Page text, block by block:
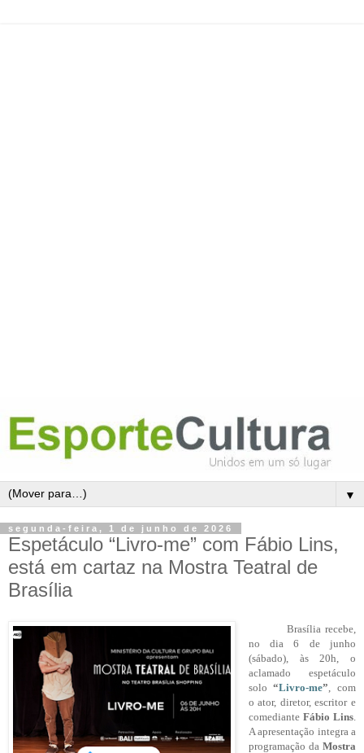
▼
segunda-feira, 1 de junho de 2026
Espetáculo “Livro-me” com Fábio Lins,
está em cartaz na Mostra Teatral de
Brasília
Brasília recebe,
no dia 6 de junho
(sábado), às 20h, o
aclamado espetáculo
solo“Livro-me” , com
o ator, diretor, escritor e
comediante Fábio Lins
A apresentação integra a
programação da Mostra